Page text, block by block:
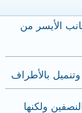
الأيسر من
بالأطراف
ولكنها